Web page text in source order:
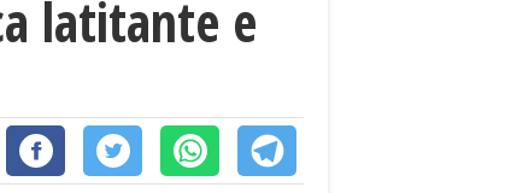
latitante e